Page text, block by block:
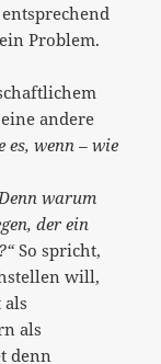
Problem.
andere
wenn – wie
warum
der ein
So spricht,
will,
als
denn